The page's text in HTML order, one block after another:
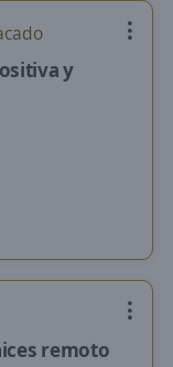
y
remoto